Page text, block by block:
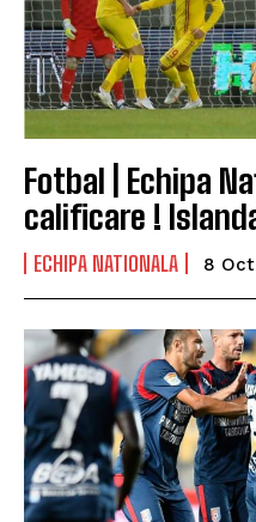
Fotbal | Echipa
calificare !
ECHIPA NATIONALA 8